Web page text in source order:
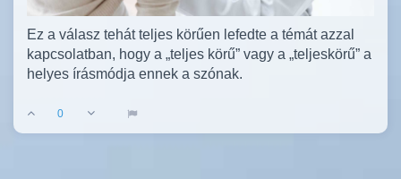
Ez a válasz tehát teljes körűen lefedte a témát azzal
kapcsolatban, hogy a „teljes körű” vagy a „teljeskörű” a
helyes írásmódja ennek a szónak.
0